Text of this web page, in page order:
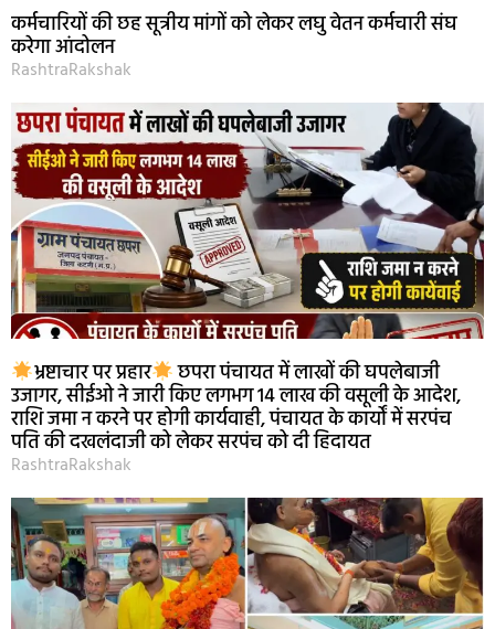
कर्मचारियों की छह सूत्रीय मांगों को लेकर लघु वेतन कर्मचारी संघ
करेगा आंदोलन
RashtraRakshak
भ्रष्टाचार पर प्रहार छपरा पंचायत में लाखों की घपलेबाजी
उजागर, सीईओ ने जारी किए लगभग 14 लाख की वसूली के आदेश,
राशि जमा न करने पर होगी कार्यवाही, पंचायत के कार्यों में सरपंच
पति की दखलंदाजी को लेकर सरपंच को दी हिदायत
RashtraRakshak